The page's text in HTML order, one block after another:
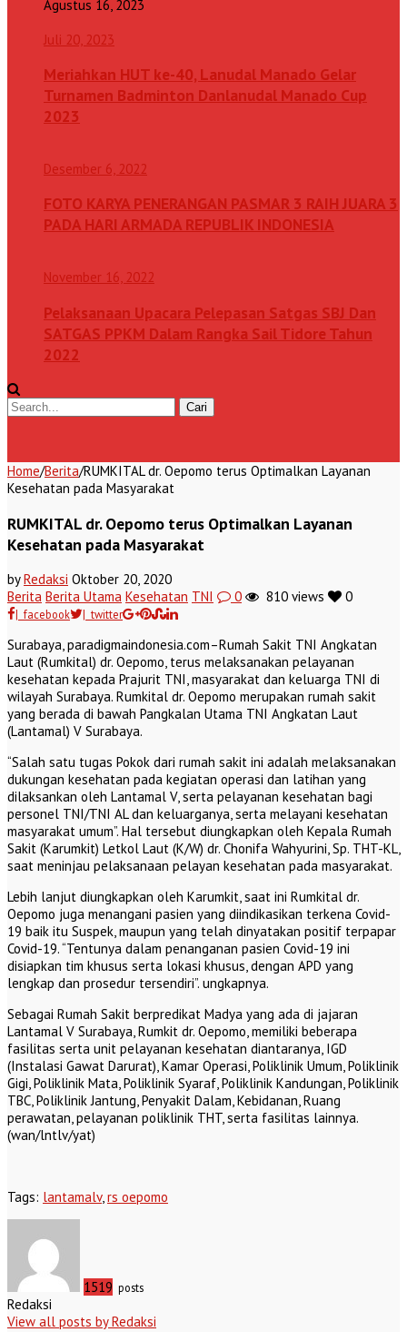
Agustus 16, 2023
Juli 20, 2023
Meriahkan HUT ke-40, Lanudal Manado Gelar
Turnamen Badminton Danlanudal Manado Cup
2023
Desember 6, 2022
FOTO KARYA PENERANGAN PASMAR 3 RAIH JUARA 3
PADA HARI ARMADA REPUBLIK INDONESIA
November 16, 2022
Pelaksanaan Upacara Pelepasan Satgas SBJ Dan
SATGAS PPKM Dalam Rangka Sail Tidore Tahun
2022
Home/Berita/RUMKITAL dr. Oepomo terus Optimalkan Layanan
Kesehatan pada Masyarakat
RUMKITAL dr. Oepomo terus Optimalkan Layanan
Kesehatan pada Masyarakat
byRedaksi Oktober 20, 2020
Berita Berita Utama Kesehatan TNI 0 810 views 0
| facebook | twitter
Surabaya, paradigmaindonesia.com–Rumah Sakit TNI Angkatan
Laut (Rumkital) dr. Oepomo, terus melaksanakan pelayanan
kesehatan kepada Prajurit TNI, masyarakat dan keluarga TNI di
wilayah Surabaya. Rumkital dr. Oepomo merupakan rumah sakit
yang berada di bawah Pangkalan Utama TNI Angkatan Laut
(Lantamal) V Surabaya.
“Salah satu tugas Pokok dari rumah sakit ini adalah melaksanakan
dukungan kesehatan pada kegiatan operasi dan latihan yang
dilaksankan oleh Lantamal V, serta pelayanan kesehatan bagi
personel TNI/TNI AL dan keluarganya, serta melayani kesehatan
masyarakat umum”. Hal tersebut diungkapkan oleh Kepala Rumah
Sakit (Karumkit) Letkol Laut (K/W) dr. Chonifa Wahyurini, Sp. THT-KL,
saat meninjau pelaksanaan pelayan kesehatan pada masyarakat.
Lebih lanjut diungkapkan oleh Karumkit, saat ini Rumkital dr.
Oepomo juga menangani pasien yang diindikasikan terkena Covid-
19 baik itu Suspek, maupun yang telah dinyatakan positif terpapar
Covid-19. “Tentunya dalam penanganan pasien Covid-19 ini
disiapkan tim khusus serta lokasi khusus, dengan APD yang
lengkap dan prosedur tersendiri”. ungkapnya.
Sebagai Rumah Sakit berpredikat Madya yang ada di jajaran
Lantamal V Surabaya, Rumkit dr. Oepomo, memiliki beberapa
fasilitas serta unit pelayanan kesehatan diantaranya, IGD
(Instalasi Gawat Darurat), Kamar Operasi, Poliklinik Umum, Poliklinik
Gigi, Poliklinik Mata, Poliklinik Syaraf, Poliklinik Kandungan, Poliklinik
TBC, Poliklinik Jantung, Penyakit Dalam, Kebidanan, Ruang
perawatan, pelayanan poliklinik THT, serta fasilitas lainnya.
(wan/lntlv/yat)
Tags: lantamalv,rs oepomo
1519 posts
Redaksi
View all posts by Redaksi